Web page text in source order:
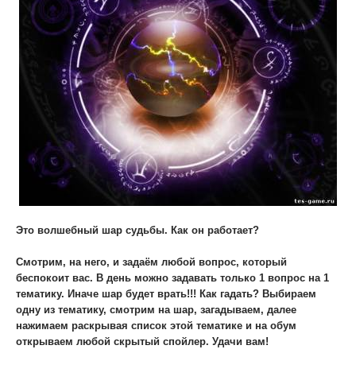
Это волшебный шар судьбы. Как он работает?
Смотрим, на него, и задаём любой вопрос, который
беспокоит вас. В день можно задавать только 1 вопрос на 1
тематику. Иначе шар будет врать!!! Как гадать? Выбираем
одну из тематику, смотрим на шар, загадываем, далее
нажимаем раскрывая список этой тематике и на обум
открываем любой скрытый спойлер. Удачи вам!